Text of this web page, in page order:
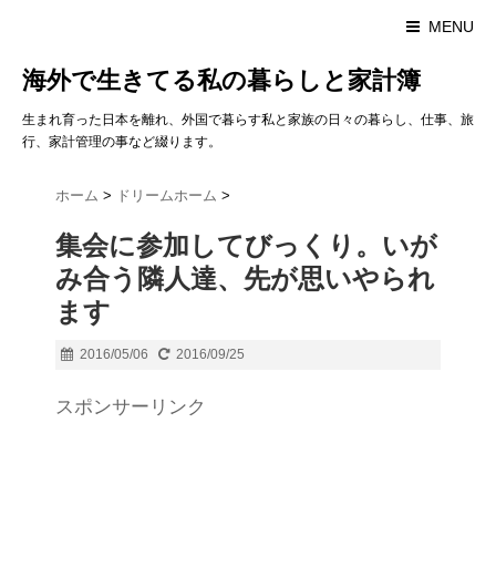
MENU
海外で生きてる私の暮らしと家計簿
生まれ育った日本を離れ、外国で暮らす私と家族の日々の暮らし、仕事、旅
行、家計管理の事など綴ります。
ホーム > ドリームホーム >
集会に参加してびっくり。いが
み合う隣人達、先が思いやられ
ます
2016/05/06 2016/09/25
スポンサーリンク